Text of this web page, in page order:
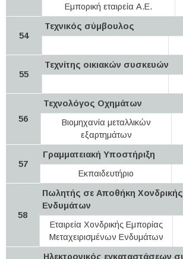
Εμπορική εταιρεία Α.Ε.
54
Τεχνικός σύμβουλος
55
Τεχνίτης οικιακών συσκευών
56
Τεχνολόγος Οχημάτων
Βιομηχανία μεταλλικών
εξαρτημάτων
57
Γραμματειακή Υποστήριξη
Εκπαιδευτήριο
58
Πωλητής σε Αποθήκη
Ενδυμάτων
Εταιρεία Χονδρικής Εμπορίας
Μεταχειρισμένων Ενδυμάτων
Ηλεκτρονικός εγκαταστάσεων